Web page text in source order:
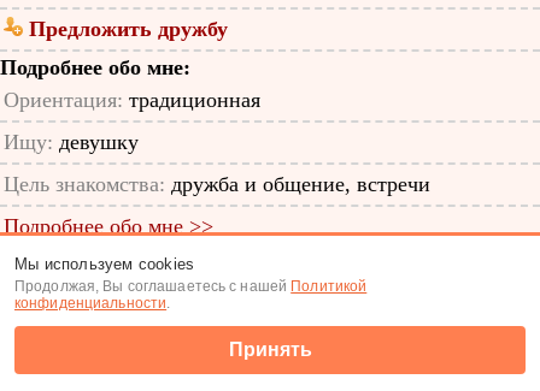
Предложить дружбу
Подробнее обо мне:
Ориентация: традиционная
Ищу: девушку
Цель знакомства: дружба и общение, встречи
Подробнее обо мне >>
ID анкеты: 11897608
Знакомства|Поиск анкет
Мы используем cookies
Продолжая, Вы соглашаетесь с нашей Политикой
конфиденциальности.
Принять